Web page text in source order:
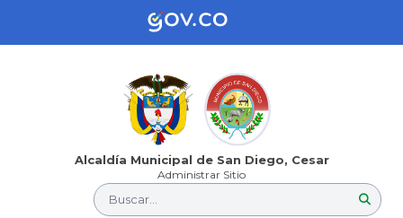
Alcaldía Municipal de San Diego, Cesar
Administrar Sitio
Buscar...